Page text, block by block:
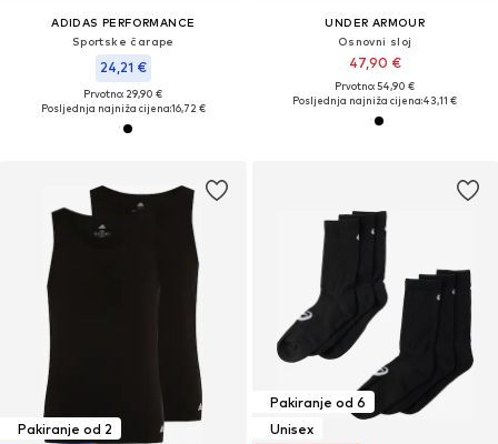
ADIDAS PERFORMANCE
Sportske čarape
24,21 €
Prvotno: 29,90 €
Posljednja najniža cijena:16,72 €
UNDER ARMOUR
Osnovni sloj
47,90 €
Prvotno: 54,90 €
Posljednja najniža cijena:43,11 €
Pakiranje od 2
Pakiranje od 6
Unisex